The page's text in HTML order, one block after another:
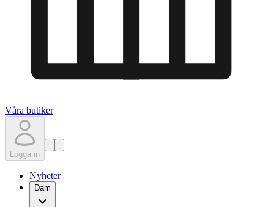
Våra butiker
Logga in
Nyheter
Dam